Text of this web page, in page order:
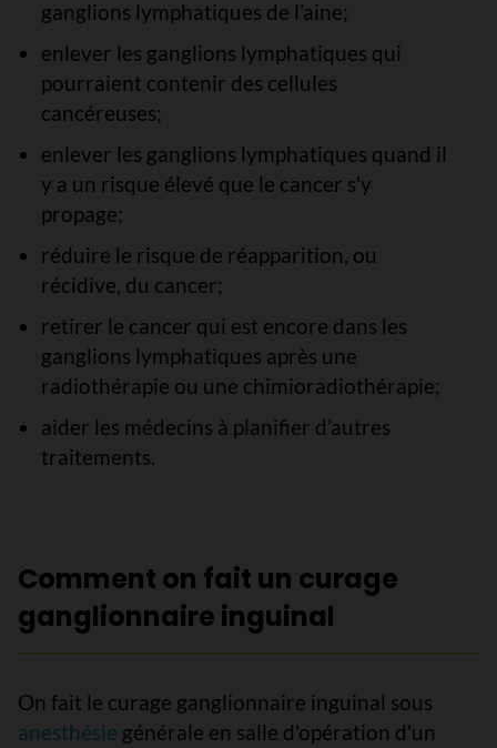
ganglions lymphatiques de l’aine;
enlever les ganglions lymphatiques qui
pourraient contenir des cellules
cancéreuses;
enlever les ganglions lymphatiques quand il
y a un risque élevé que le cancer s'y
propage;
réduire le risque de réapparition, ou
récidive, du cancer;
retirer le cancer qui est encore dans les
ganglions lymphatiques après une
radiothérapie ou une chimioradiothérapie;
aider les médecins à planifier d’autres
traitements.
Comment on fait un curage
ganglionnaire inguinal
On fait le curage ganglionnaire inguinal sous
anesthésie générale en salle d'opération d'un